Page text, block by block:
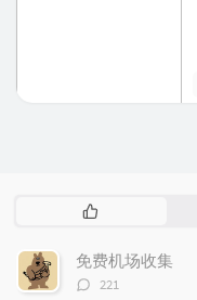
热
文
章
免费机场收集
评
221